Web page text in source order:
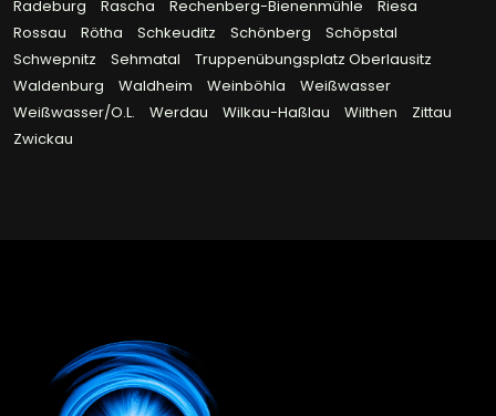
Radeburg
Rascha Rechenberg-Bienenmühle
Riesa
Rossau
Rötha Schkeuditz Schönberg
Schöpstal
Schwepnitz
Sehmatal
Truppenübungsplatz Oberlausitz
Waldenburg
Waldheim Weinböhla
Weißwasser
Weißwasser/O.L.
Werdau Wilkau-Haßlau Wilthen
Zittau
Zwickau